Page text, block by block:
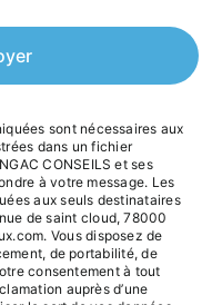
sont nécessaires aux
dans un fichier
CONSEILS et ses
à votre message. Les
aux seuls destinataires
de saint cloud, 78000
Vous disposez de
de portabilité, de
consentement à tout
auprès d’une